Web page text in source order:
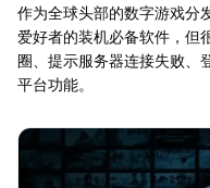
作为全球头部的数字游戏分
爱好者的装机必备软件，但
圈、提示服务器连接失败、
平台功能。